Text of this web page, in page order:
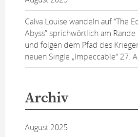
Calva Louise wandeln auf “The
Abyss” sprichwörtlich am
und folgen dem Pfad des
neuen Single „Impeccable“ 27.
Archiv
August 2025